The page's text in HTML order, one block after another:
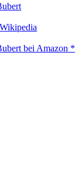
bei Amazon *